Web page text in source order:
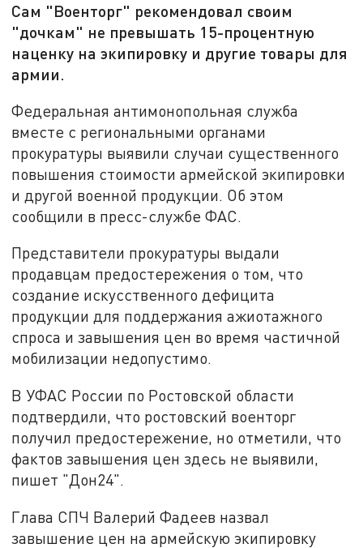
Сам "Военторг" рекомендовал своим
"дочкам" не превышать 15-процентную
наценку на экипировку и другие товары для
армии.
Федеральная антимонопольная служба
вместе с региональными органами
прокуратуры выявили случаи существенного
повышения стоимости армейской экипировки
и другой военной продукции. Об этом
сообщили в пресс-службе ФАС.
Представители прокуратуры выдали
продавцам предостережения о том, что
создание искусственного дефицита
продукции для поддержания ажиотажного
спроса и завышения цен во время частичной
мобилизации недопустимо.
В УФАС России по Ростовской области
подтвердили, что ростовский военторг
получил предостережение, но отметили, что
фактов завышения цен здесь не выявили,
пишет "Дон24".
Глава СПЧ Валерий Фадеев назвал
завышение цен на армейскую экипировку